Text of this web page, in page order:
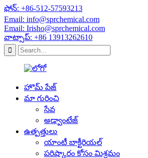
ఫోన్: +86-512-57593213
Email: info@sprchemical.com
Email: Irisho@sprchemical.com
వాట్సాప్: +86 13913262610
హొమ్ పేజ్
మా గురించి
సేవ
అడ్వాంటేజ్
ఉత్పత్తులు
యాంటీ బాక్టీరియల్
పరిష్కారం కోసం మిశ్రమం